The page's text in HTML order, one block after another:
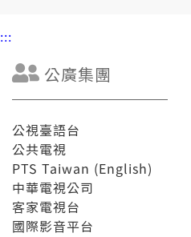
:::
公廣集團
公視臺語台
公共電視
PTS Taiwan (English)
中華電視公司
客家電視台
國際影音平台